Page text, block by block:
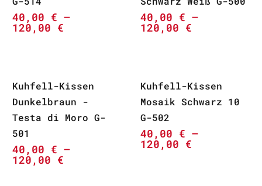
40,00 € –
120,00 €
40,00 € –
120,00 €
Kuhfell-Kissen
Dunkelbraun -
Testa di Moro G-
501
40,00 € –
120,00 €
Kuhfell-Kissen
Mosaik Schwarz 10
G-502
40,00 € –
120,00 €